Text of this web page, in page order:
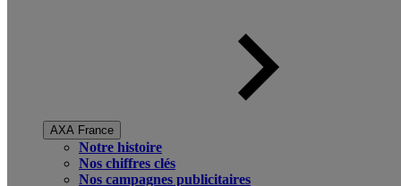
AXA France
Notre histoire
Nos chiffres clés
Nos campagnes publicitaires